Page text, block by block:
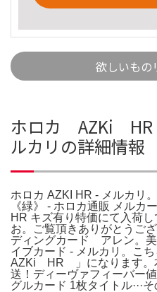
欲しいもの
ホロカ AZKi HR
ルカリの詳細情報
ホロカ AZKI HR - メルカリ
《緑》 - ホロカ通販 メルカ
HR キズ有り特価にて入荷
お。ご覧頂きありがとうご
ディングカード アレン。
イブカード - メルカリ。こ
AZKi HR 」になります。
送！ディーヴァフィーバー
グルカード 1枚タイトル···